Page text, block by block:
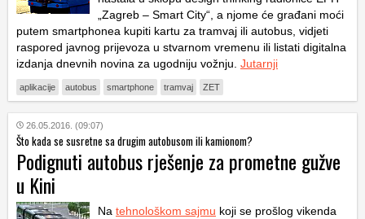
„Zagreb – Smart City“, a njome će građani moći
putem smartphonea kupiti kartu za tramvaj ili autobus, vidjeti
raspored javnog prijevoza u stvarnom vremenu ili listati digitalna
izdanja dnevnih novina za ugodniju vožnju. Jutarnji
aplikacije autobus smartphone tramvaj ZET
26.05.2016. (09:07)
Što kada se susretne sa drugim autobusom ili kamionom?
Podignuti autobus rješenje za prometne gužve
u Kini
Na tehnološkom sajmu koji se prošlog vikenda